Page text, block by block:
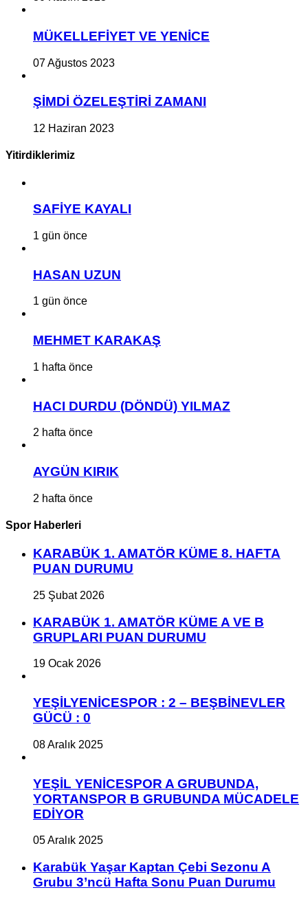
MÜKELLEFİYET VE YENİCE
07 Ağustos 2023
ŞİMDİ ÖZELEŞTİRİ ZAMANI
12 Haziran 2023
Yitirdiklerimiz
SAFİYE KAYALI
1 gün önce
HASAN UZUN
1 gün önce
MEHMET KARAKAŞ
1 hafta önce
HACI DURDU (DÖNDÜ) YILMAZ
2 hafta önce
AYGÜN KIRIK
2 hafta önce
Spor Haberleri
KARABÜK 1. AMATÖR KÜME 8. HAFTA
PUAN DURUMU
25 Şubat 2026
KARABÜK 1. AMATÖR KÜME A VE B
GRUPLARI PUAN DURUMU
19 Ocak 2026
YEŞİLYENİCESPOR : 2 – BEŞBİNEVLER
GÜCÜ : 0
08 Aralık 2025
YEŞİL YENİCESPOR A GRUBUNDA,
YORTANSPOR B GRUBUNDA MÜCADELE
EDİYOR
05 Aralık 2025
Karabük Yaşar Kaptan Çebi Sezonu A
Grubu 3’ncü Hafta Sonu Puan Durumu